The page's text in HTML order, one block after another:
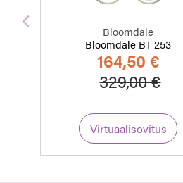
Bloomdale
Bloomdale BT 253
164,50 €
Hinta
329,00 €
Virtuaalisovitus
Edellinen